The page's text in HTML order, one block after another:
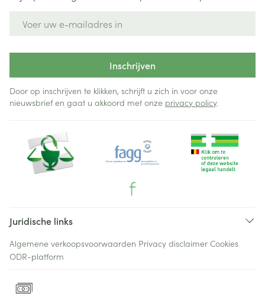
Inschrijven
Door op inschrijven te klikken, schrijft u zich in voor onze
nieuwsbrief en gaat u akkoord met onze privacy policy.
Juridische links
Algemene verkoopsvoorwaarden Privacy disclaimer Cookies
ODR-platform